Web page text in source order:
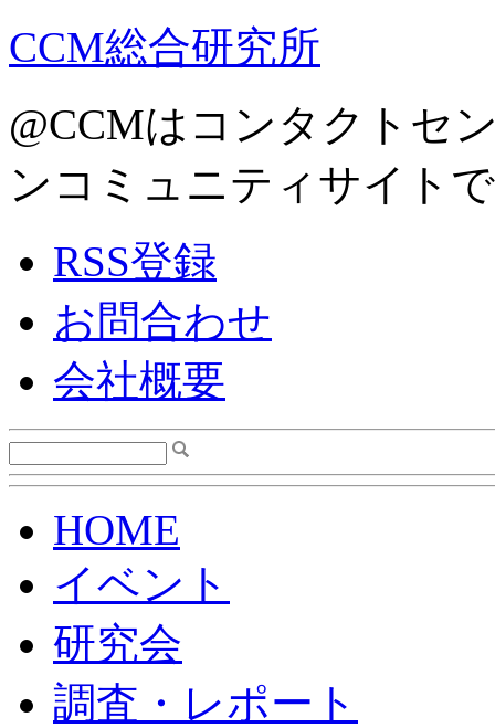
CCM総合研究所
@CCMはコンタクトセ
ンコミュニティサイト
RSS登録
お問合わせ
会社概要
HOME
イベント
研究会
調査・レポート